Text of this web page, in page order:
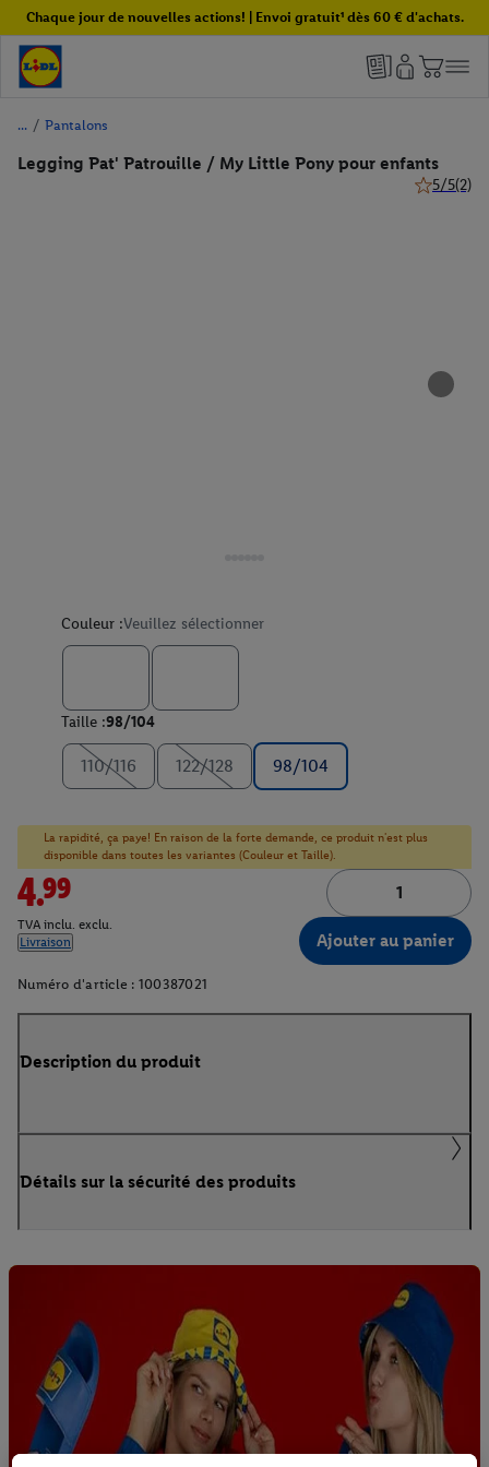
Chaque jour de nouvelles actions! | Envoi gratuit¹ dès 60 € d'achats.
/ Pantalons
Legging Pat' Patrouille / My Little Pony pour enfants
5/5(2)
Couleur :Veuillez sélectionner
Taille :98/104
110/116 122/128 98/104
La rapidité, ça paye! En raison de la forte demande, ce produit n'est plus
disponible dans toutes les variantes (Couleur et Taille).
4.99
TVA inclu. exclu.
Livraison
Ajouter au panier
Numéro d'article : 100387021
Description du produit
Détails sur la sécurité des produits